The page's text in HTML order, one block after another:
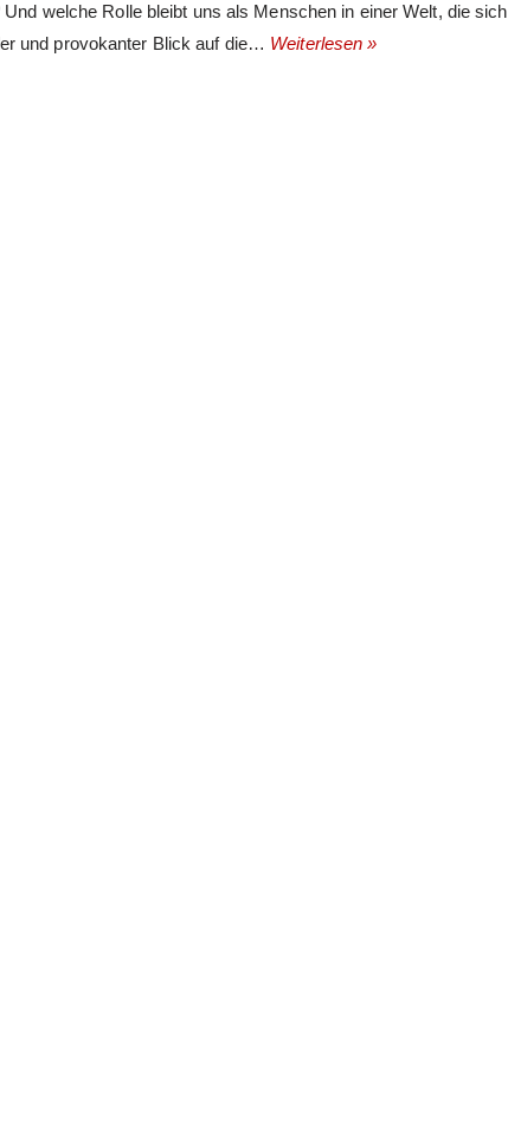
welche Rolle bleibt uns als Menschen in einer Welt, die sich
und provokanter Blick auf die… Weiterlesen »